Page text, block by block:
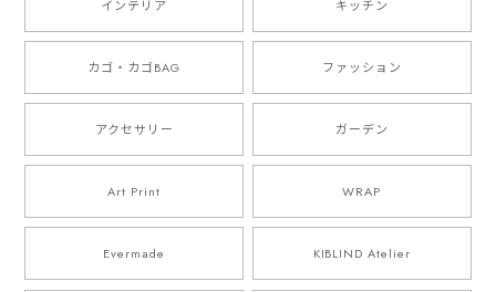
インテリア キッチン
カゴ・カゴBAG ファッション
アクセサリー ガーデン
Art Print WRAP
Evermade KIBLIND Atelier